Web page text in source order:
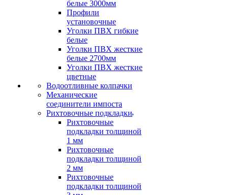
белые 3000мм
Профили
установочные
Уголки ПВХ гибкие
белые
Уголки ПВХ жесткие
белые 2700мм
Уголки ПВХ жесткие
цветные
Водоотливные колпачки
Механические
соединители импоста
Рихтовочные подкладки
Рихтовочные
подкладки толщиной
1 мм
Рихтовочные
подкладки толщиной
2 мм
Рихтовочные
подкладки толщиной